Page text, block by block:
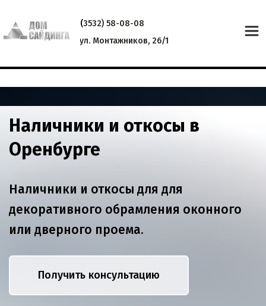
(3532) 58-08-08
ул. Монтажников, 26/1
Наличники и откосы в
Оренбурге
Наличники и откосы для для
декоративного обрамления оконного
или дверного проема.
Получить консультацию